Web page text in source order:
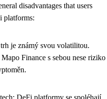
disadvantages that users
platforms:
je známý svou volatilitou.
Finance s sebou nese riziko
DeFi platformy se spoléhají